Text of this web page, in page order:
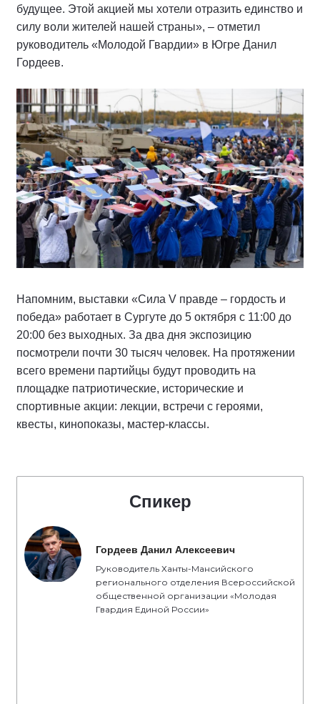
будущее. Этой акцией мы хотели отразить единство и
силу воли жителей нашей страны», – отметил
руководитель «Молодой Гвардии» в Югре Данил
Гордеев.
Напомним, выставки «Сила V правде – гордость и
победа» работает в Сургуте до 5 октября с 11:00 до
20:00 без выходных. За два дня экспозицию
посмотрели почти 30 тысяч человек. На протяжении
всего времени партийцы будут проводить на
площадке патриотические, исторические и
спортивные акции: лекции, встречи с героями,
квесты, кинопоказы, мастер-классы.
Спикер
Гордеев Данил Алексеевич
Руководитель Ханты-Мансийского
регионального отделения Всероссийской
общественной организации «Молодая
Гвардия Единой России»